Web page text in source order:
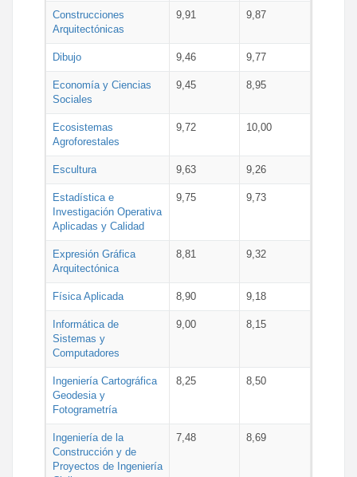
Construcciones
Arquitectónicas
9,91 9,87
Dibujo 9,46 9,77
Economía y Ciencias
Sociales
9,45 8,95
Ecosistemas
Agroforestales
9,72 10,00
Escultura 9,63 9,26
Estadística e
Investigación Operativa
Aplicadas y Calidad
9,75 9,73
Expresión Gráfica
Arquitectónica
8,81 9,32
Física Aplicada 8,90 9,18
Informática de
Sistemas y
Computadores
9,00 8,15
Ingeniería Cartográfica
Geodesia y
Fotogrametría
8,25 8,50
Ingeniería de la
Construcción y de
Proyectos de Ingeniería
7,48 8,69